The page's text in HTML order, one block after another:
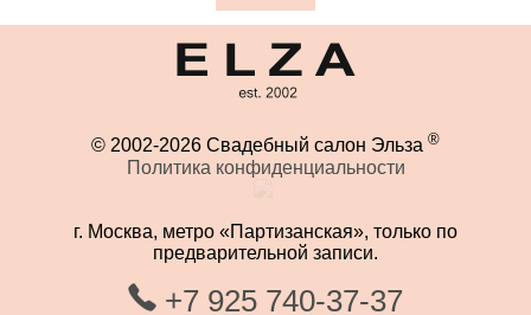
© 2002-2026 Свадебный салон Эльза ®
Политика конфиденциальности
г. Москва, метро «Партизанская», только по
предварительной записи.
+7 925 740-37-37